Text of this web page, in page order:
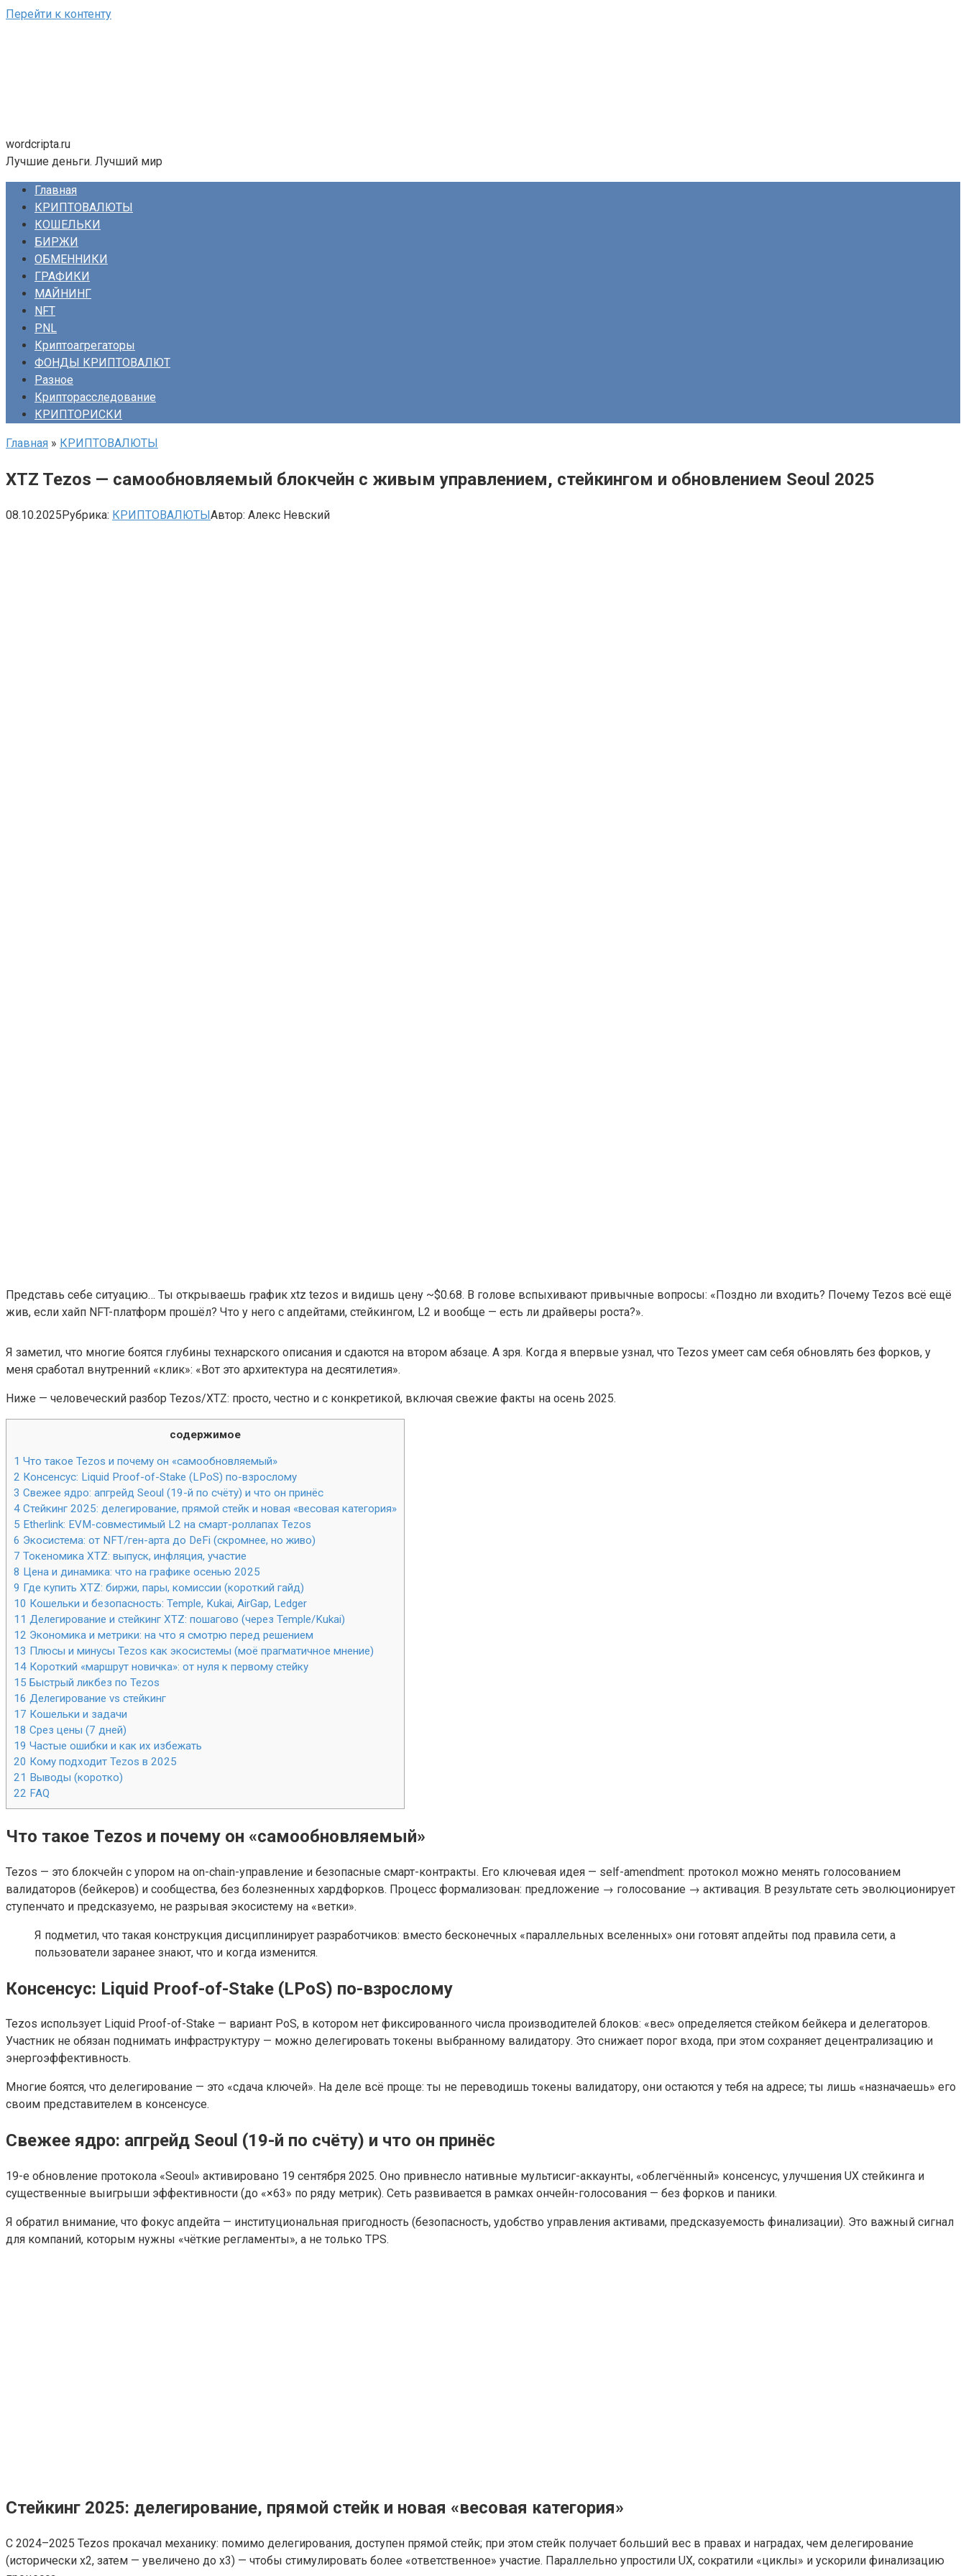
Перейти к контенту
wordcripta.ru
Лучшие деньги. Лучший мир
Главная
КРИПТОВАЛЮТЫ
КОШЕЛЬКИ
БИРЖИ
ОБМЕННИКИ
ГРАФИКИ
МАЙНИНГ
NFT
PNL
Криптоагрегаторы
ФОНДЫ КРИПТОВАЛЮТ
Разное
Крипторасследование
КРИПТОРИСКИ
Главная » КРИПТОВАЛЮТЫ
XTZ Tezos — самообновляемый блокчейн с живым управлением, стейкингом и обновлением Seoul 2025
08.10.2025Рубрика: КРИПТОВАЛЮТЫАвтор: Алекс Невский
Представь себе ситуацию… Ты открываешь график xtz tezos и видишь цену ~$0.68. В голове вспыхивают привычные вопросы: «Поздно ли входить? Почему Tezos всё ещё
жив, если хайп NFT-платформ прошёл? Что у него с апдейтами, стейкингом, L2 и вообще — есть ли драйверы роста?».
Я заметил, что многие боятся глубины технарского описания и сдаются на втором абзаце. А зря. Когда я впервые узнал, что Tezos умеет сам себя обновлять без форков, у
меня сработал внутренний «клик»: «Вот это архитектура на десятилетия».
Ниже — человеческий разбор Tezos/XTZ: просто, честно и с конкретикой, включая свежие факты на осень 2025.
содержимое
1 Что такое Tezos и почему он «самообновляемый»
2 Консенсус: Liquid Proof-of-Stake (LPoS) по-взрослому
3 Свежее ядро: апгрейд Seoul (19-й по счёту) и что он принёс
4 Стейкинг 2025: делегирование, прямой стейк и новая «весовая категория»
5 Etherlink: EVM-совместимый L2 на смарт-роллапах Tezos
6 Экосистема: от NFT/ген-арта до DeFi (скромнее, но живо)
7 Токеномика XTZ: выпуск, инфляция, участие
8 Цена и динамика: что на графике осенью 2025
9 Где купить XTZ: биржи, пары, комиссии (короткий гайд)
10 Кошельки и безопасность: Temple, Kukai, AirGap, Ledger
11 Делегирование и стейкинг XTZ: пошагово (через Temple/Kukai)
12 Экономика и метрики: на что я смотрю перед решением
13 Плюсы и минусы Tezos как экосистемы (моё прагматичное мнение)
14 Короткий «маршрут новичка»: от нуля к первому стейку
15 Быстрый ликбез по Tezos
16 Делегирование vs стейкинг
17 Кошельки и задачи
18 Срез цены (7 дней)
19 Частые ошибки и как их избежать
20 Кому подходит Tezos в 2025
21 Выводы (коротко)
22 FAQ
Что такое Tezos и почему он «самообновляемый»
Tezos — это блокчейн с упором на on-chain-управление и безопасные смарт-контракты. Его ключевая идея — self-amendment: протокол можно менять голосованием
валидаторов (бейкеров) и сообщества, без болезненных хардфорков. Процесс формализован: предложение → голосование → активация. В результате сеть эволюционирует
ступенчато и предсказуемо, не разрывая экосистему на «ветки».
Я подметил, что такая конструкция дисциплинирует разработчиков: вместо бесконечных «параллельных вселенных» они готовят апдейты под правила сети, а
пользователи заранее знают, что и когда изменится.
Консенсус: Liquid Proof-of-Stake (LPoS) по-взрослому
Tezos использует Liquid Proof-of-Stake — вариант PoS, в котором нет фиксированного числа производителей блоков: «вес» определяется стейком бейкера и делегаторов.
Участник не обязан поднимать инфраструктуру — можно делегировать токены выбранному валидатору. Это снижает порог входа, при этом сохраняет децентрализацию и
энергоэффективность.
Многие боятся, что делегирование — это «сдача ключей». На деле всё проще: ты не переводишь токены валидатору, они остаются у тебя на адресе; ты лишь «назначаешь» его
своим представителем в консенсусе.
Свежее ядро: апгрейд Seoul (19-й по счёту) и что он принёс
19-е обновление протокола «Seoul» активировано 19 сентября 2025. Оно привнесло нативные мультисиг-аккаунты, «облегчённый» консенсус, улучшения UX стейкинга и
существенные выигрыши эффективности (до «×63» по ряду метрик). Сеть развивается в рамках ончейн-голосования — без форков и паники.
Я обратил внимание, что фокус апдейта — институциональная пригодность (безопасность, удобство управления активами, предсказуемость финализации). Это важный сигнал
для компаний, которым нужны «чёткие регламенты», а не только TPS.
Стейкинг 2025: делегирование, прямой стейк и новая «весовая категория»
С 2024–2025 Tezos прокачал механику: помимо делегирования, доступен прямой стейк; при этом стейк получает больший вес в правах и наградах, чем делегирование
(исторически х2, затем — увеличено до х3) — чтобы стимулировать более «ответственное» участие. Параллельно упростили UX, сократили «циклы» и ускорили финализацию